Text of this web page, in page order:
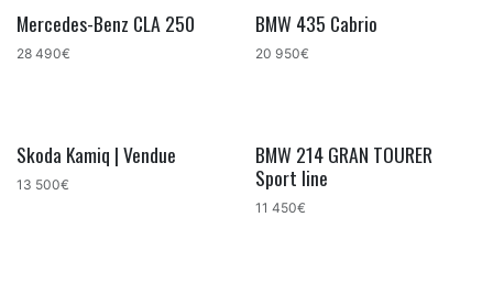
Mercedes-Benz CLA 250
28 490€
BMW 435 Cabrio
20 950€
Skoda Kamiq | Vendue
13 500€
BMW 214 GRAN TOURER
Sport line
11 450€